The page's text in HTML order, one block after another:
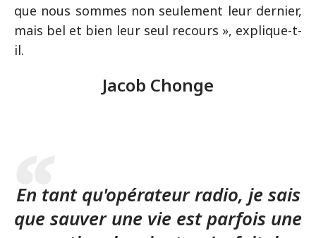
que nous sommes non seulement leur dernier,
mais bel et bien leur seul recours », explique-t-
il.
Jacob Chonge
En tant qu'opérateur radio, je sais
que sauver une vie est parfois une